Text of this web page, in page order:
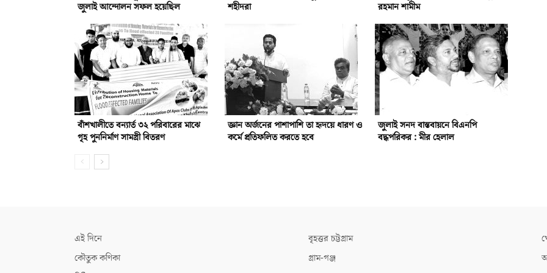
জুলাই আন্দোলন সফল হয়েছিল
শহীদরা
রহমান শামীম
বাঁশখালীতে বন্যার্ত ৩২ পরিবারের মাঝে
গৃহ পুননির্মাণ সামগ্রী বিতরণ
জ্ঞান অর্জনের পাশাপাশি তা হৃদয়ে ধারণ ও
কর্মে প্রতিফলিত করতে হবে
জুলাই সনদ বাস্তবায়নে বিএনপি
বদ্ধপরিকর : মীর হেলাল
এই দিনে
কৌতুক কণিকা
বৃহত্তর চট্টগ্রাম
গ্রাম-গঞ্জ